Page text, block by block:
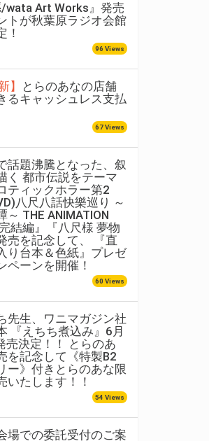
/wata Art Works』発売
トが秋葉原ラジオ会館
！
96 Views
】
とらのあなの店舗
るキャッシュレス支払
67 Views
話題沸騰となった、叙
く 都市伝説をテーマ
ティックホラー第2
八尺八話快樂巡り ～
～ THE ANIMATION
完結編』『八尺様 夢物
売を記念して、 『直
り台本＆色紙』プレゼ
ペーンを開催！
60 Views
先生、ワニマガジン社
『えちち煮込み』6月
売決定！！ とらのあ
を記念して《特製B2
ー》付きとらのあな限
いたします！！
54 Views
場での委託受付のご案